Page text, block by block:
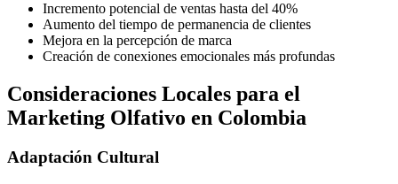
Incremento potencial de ventas hasta del 40%
Aumento del tiempo de permanencia de clientes
Mejora en la percepción de marca
Creación de conexiones emocionales más profundas
Consideraciones Locales para el
Marketing Olfativo en Colombia
Adaptación Cultural